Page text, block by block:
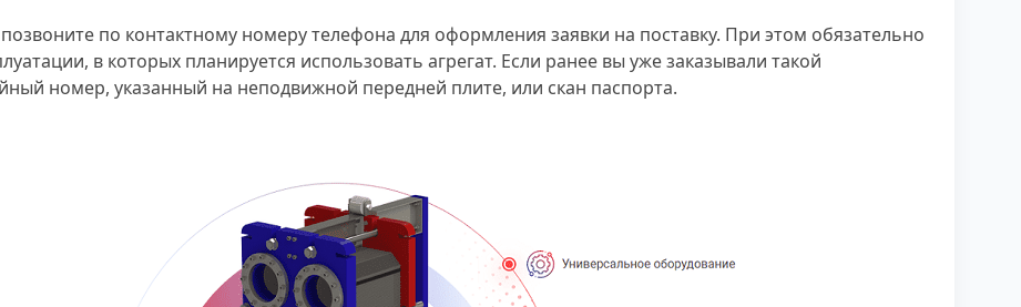
по контактному номеру телефона для оформления заявки на поставку. При этом обязательно
в которых планируется использовать агрегат. Если ранее вы уже заказывали такой
номер, указанный на неподвижной передней плите, или скан паспорта.